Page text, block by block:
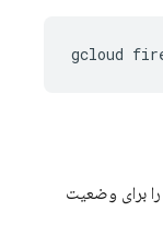
gcloud
را برای وضعیت